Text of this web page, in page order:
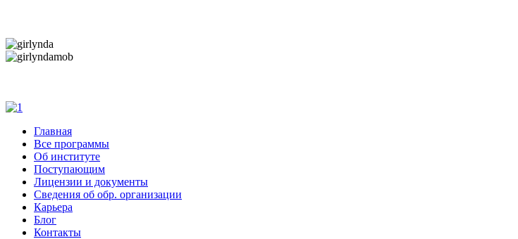
Главная
Все программы
Об институте
Поступающим
Лицензии и документы
Сведения об обр. организации
Карьера
Блог
Контакты